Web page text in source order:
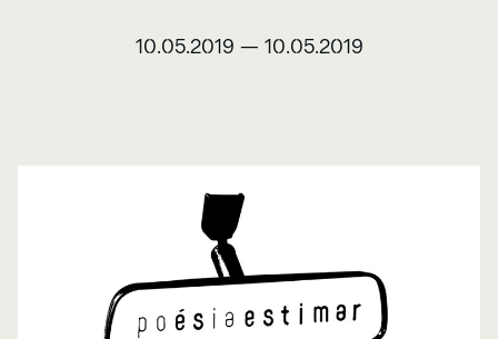
10.05.2019 — 10.05.2019